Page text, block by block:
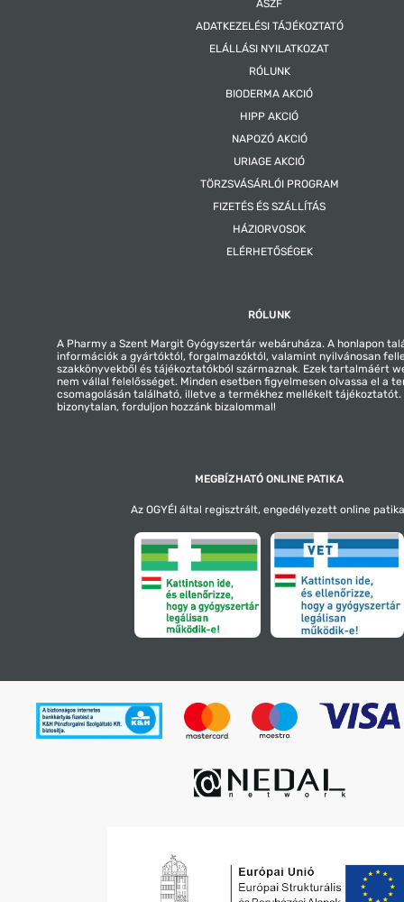
ÁSZF
ADATKEZELÉSI TÁJÉKOZTATÓ
ELÁLLÁSI NYILATKOZAT
RÓLUNK
BIODERMA AKCIÓ
HIPP AKCIÓ
NAPOZÓ AKCIÓ
URIAGE AKCIÓ
TÖRZSVÁSÁRLÓI PROGRAM
FIZETÉS ÉS SZÁLLÍTÁS
HÁZIORVOSOK
ELÉRHETŐSÉGEK
RÓLUNK
A Pharmy a Szent Margit Gyógyszertár webáruháza. A honlapon
információk a gyártóktól, forgalmazóktól, valamint nyilvánosan
szakkönyvekből és tájékoztatókból származnak. Ezek tartalmáért
nem vállal felelősséget. Minden esetben figyelmesen olvassa el a
csomagolásán található, illetve a termékhez mellékelt tájékoztatót.
bizonytalan, forduljon hozzánk bizalommal!
MEGBÍZHATÓ ONLINE PATIKA
Az OGYÉI által regisztrált, engedélyezett online